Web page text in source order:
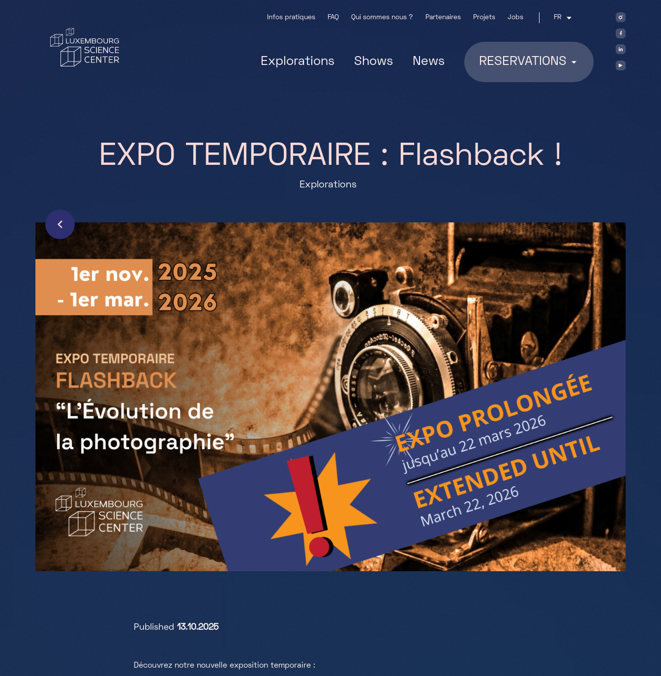
Infos pratiques FAQ Qui sommes nous ? Partenaires Projets Jobs FR
Explorations Shows News RESERVATIONS
EXPO T EMPORAIRE : Flashback !
Explorations
Published 13.10.2025
Découvrez notre nouvelle exposition temporaire :